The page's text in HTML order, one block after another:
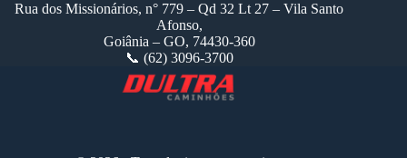
Rua dos Missionários, n° 779 – Qd 32 Lt 27 – Vila Santo
Afonso,
Goiânia – GO, 74430-360
📞 (62) 3096-3700